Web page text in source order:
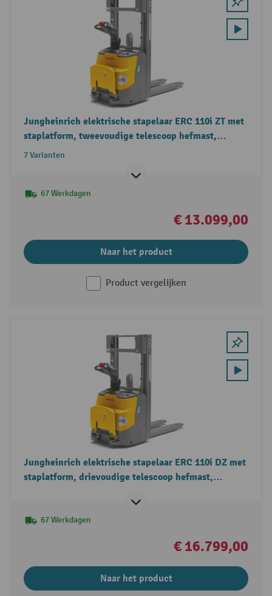
Jungheinrich elektrische stapelaar ERC 110i ZT met
staplatform, tweevoudige telescoop hefmast,
draagvermogen 1.000 kg
7 Varianten
67 Werkdagen
€ 13.099,00
Naar het product
Product vergelijken
Jungheinrich elektrische stapelaar ERC 110i DZ met
staplatform, drievoudige telescoop hefmast,
67 Werkdagen
€ 16.799,00
Naar het product